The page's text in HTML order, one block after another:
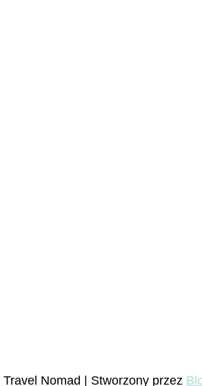
Travel Nomad | Stworzony przez